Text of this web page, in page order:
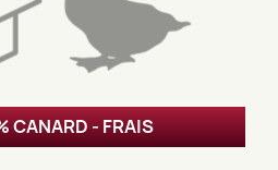
CANARD - FRAIS